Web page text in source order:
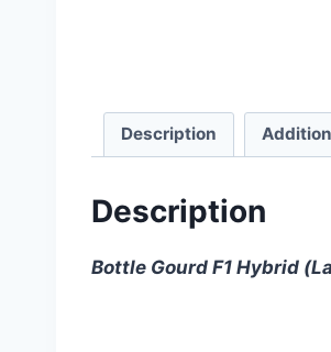
Description
Description
Bottle Gourd F1 Hybrid